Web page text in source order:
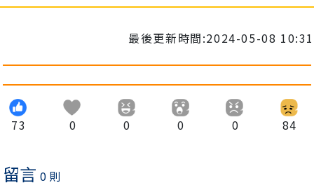
最後更新時間:2024-05-08 10:31
73 0 0 0 0 84